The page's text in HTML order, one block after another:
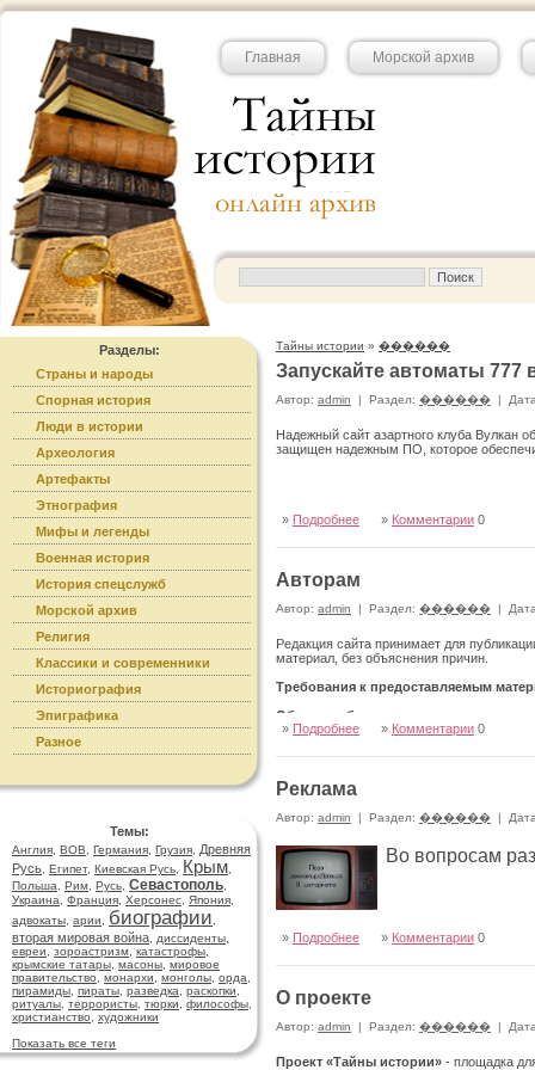
Главная Морской архив
Разделы:
Страны и народы
Спорная история
Люди в истории
Археология
Артефакты
Этнография
Мифы и легенды
Военная история
История спецслужб
Морской архив
Религия
Классики и современники
Историография
Эпиграфика
Разное
Темы:
Англия ВОВ Германия Грузия
Древняя
Русь Египет, Киевская Русь Крым
Польша
Рим Русь Севастополь
Украина
Франция Херсонес Япония
адвокаты арии биографии
вторая мировая война диссиденты
евреи
зороастризм катастрофы
крымские татары масоны мировое
правительство
монархи монголы орда
пирамиды пираты разведка раскопки
ритуалы террористы тюрки философы
христианство
художники
Показать все теги
Тайны истории » ������
Запускайте автоматы
Автор: admin | Раздел: ������ |
Надежный сайт азартного клуба Вулкан
защищен надежным ПО, которое
» Подробнее » Комментарии 0
Авторам
Автор: admin | Раздел: ������ |
Редакция сайта принимает для
материал, без объяснения причин.
Требования к предоставляемым
Общие требования:
Публикации предоставлять по адресу
admin@secrethistory.su
Запрещается републикация из других
Все публикации предоставляются в
Желательно разбиение на главы,
Желательны иллюстрации, фотографии,
Имеющиеся сравнительные таблицы,
Иллюстрации присылаются
(подписями).
Возможно добавление видео в статью –
Заметка:
Объём – от 1000 знаков.
Преимущественно авторский текст, за
Краткое изложение содержания статьи
» Подробнее » Комментарии 0
Реклама
Автор: admin | Раздел: ������ |
Во вопросам
» Подробнее » Комментарии 0
О проекте
Автор: admin | Раздел: ������ |
Проект «Тайны истории» - площадка